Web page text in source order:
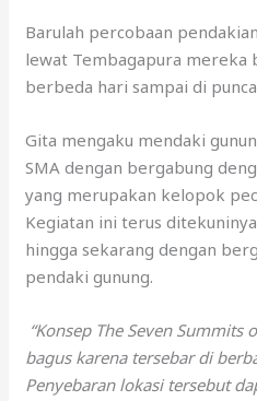
Barulah percobaan
lewat Tembagapura mereka
berbeda hari sampai di
Gita mengaku mendaki
SMA dengan bergabung
yang merupakan kelopok
Kegiatan ini terus
hingga sekarang dengan
pendaki gunung.
“Konsep The Seven
bagus karena tersebar di
Penyebaran lokasi tersebut